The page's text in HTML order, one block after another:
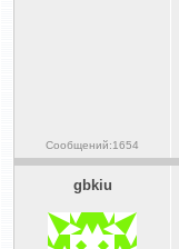
Сообщений:1654
gbkiu